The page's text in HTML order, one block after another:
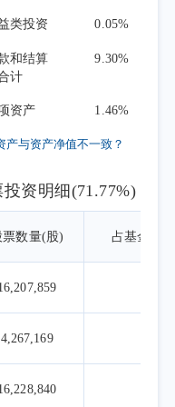
类投资 0.05%
和结算
计
9.30%
资产 1.46%
产与资产净值不一致？
资明细(71.77%)
票数量(股) 占基金资
4,267,169